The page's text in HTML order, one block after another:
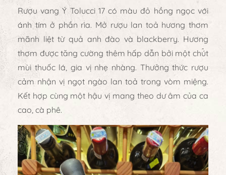
Rượu vang Ý Tolucci 17có màu đỏ hồng ngọc với
ánh tím ở phần rìa. Mở rượu lan toả hương thơm
mãnh liệt từ quả anh đào và blackberry. Hương
thơm được tăng cường thêm hấp dẫn bởi một chút
mùi thuốc lá, gia vị nhẹ nhàng. Thưởng thức rượu
cảm nhận vị ngọt ngào lan toả trong vòm miệng.
Kết hợp cùng một hậu vị mang theo dư âm của ca
cao, cà phê.